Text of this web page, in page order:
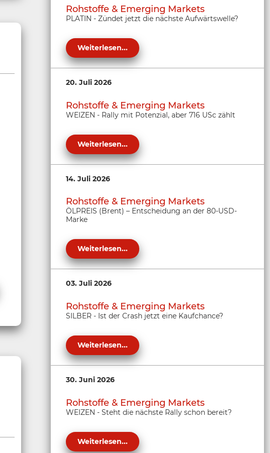
Rohstoffe & Emerging Markets
PLATIN - Zündet jetzt die nächste Aufwärtswelle?
Weiterlesen...
20. Juli 2026
Rohstoffe & Emerging Markets
WEIZEN - Rally mit Potenzial, aber 716 USc zählt
Weiterlesen...
14. Juli 2026
Rohstoffe & Emerging Markets
ÖLPREIS (Brent) – Entscheidung an der 80-USD-
Marke
Weiterlesen...
03. Juli 2026
Rohstoffe & Emerging Markets
SILBER - Ist der Crash jetzt eine Kaufchance?
Weiterlesen...
30. Juni 2026
Rohstoffe & Emerging Markets
WEIZEN - Steht die nächste Rally schon bereit?
Weiterlesen...